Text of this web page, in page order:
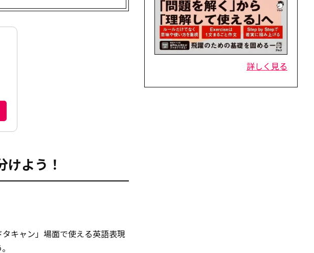
けよう！
タキャン」場面で使える英語表現
詳しく見る